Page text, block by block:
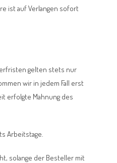
ist auf Verlangen sofort
gelten stets nur
wir in jedem Fall erst
erfolgte Mahnung des
Arbeitstage.
solange der Besteller mit